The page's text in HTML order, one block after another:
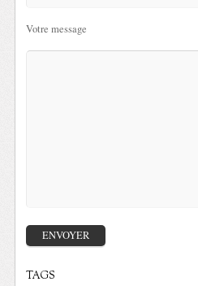
Votre message
TAGS